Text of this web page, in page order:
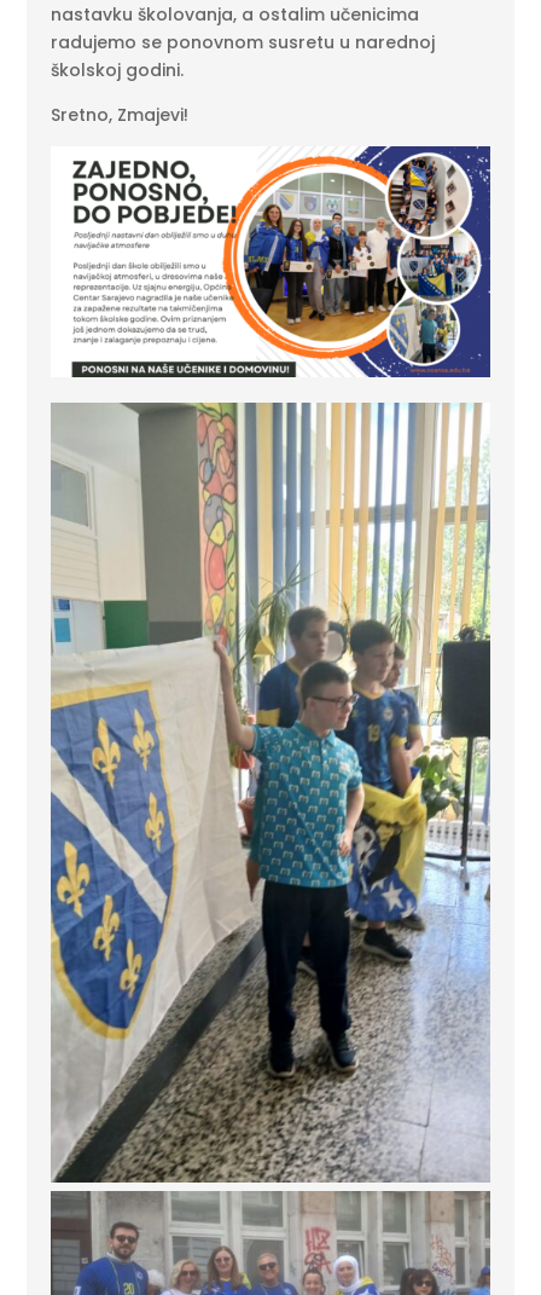
nastavku školovanja, a ostalim učenicima
radujemo se ponovnom susretu u narednoj
školskoj godini.
Sretno, Zmajevi!